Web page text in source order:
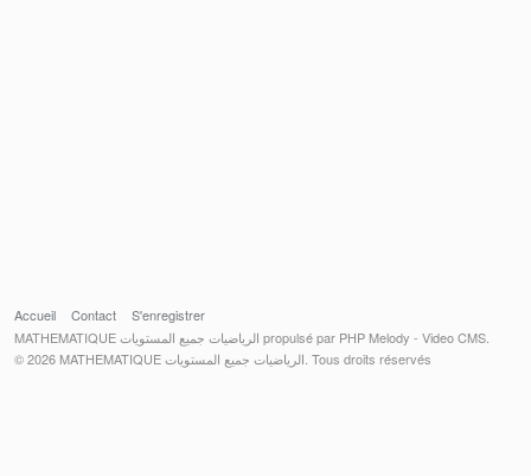
Accueil Contact
S'enregistrer
MATHEMATIQUE الرياضيات جميع المستويات propulsé par PHP Melody - Video CMS.
© 2026 MATHEMATIQUE الرياضيات جميع المستويات. Tous droits réservés